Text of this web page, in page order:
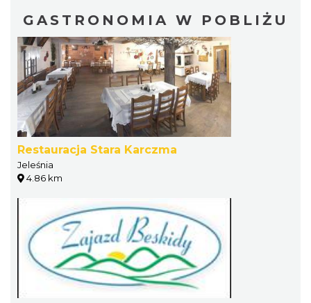
GASTRONOMIA W POBLIŻU
Restauracja Stara Karczma
Jeleśnia
4.86 km